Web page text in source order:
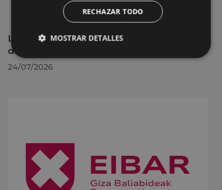
La OMIC permanecerá cerrada hasta el 24
de agosto
24/07/2026
RECHAZAR TODO
MOSTRAR DETALLES